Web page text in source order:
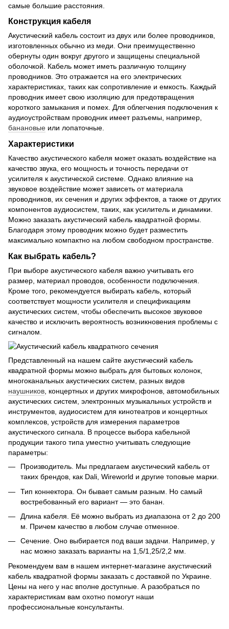
самые большие расстояния.
Конструкция кабеля
Акустический кабель состоит из двух или более проводников,
изготовленных обычно из меди. Они преимущественно
обернуты один вокруг другого и защищены специальной
оболочкой. Кабель может иметь различную толщину
проводников. Это отражается на его электрических
характеристиках, таких как сопротивление и емкость. Каждый
проводник имеет свою изоляцию для предотвращения
короткого замыкания и помех. Для облегчения подключения к
аудиоустройствам проводник имеет разъемы, например,
банановые или лопаточные.
Характеристики
Качество акустического кабеля может оказать воздействие на
качество звука, его мощность и точность передачи от
усилителя к акустической системе. Однако влияние на
звуковое воздействие может зависеть от материала
проводников, их сечения и других эффектов, а также от других
компонентов аудиосистем, таких, как усилитель и динамики.
Можно заказать акустический кабель квадратной формы.
Благодаря этому проводник можно будет разместить
максимально компактно на любом свободном пространстве.
Как выбрать кабель?
При выборе акустического кабеля важно учитывать его
размер, материал проводов, особенности подключения.
Кроме того, рекомендуется выбирать кабель, который
соответствует мощности усилителя и спецификациям
акустических систем, чтобы обеспечить высокое звуковое
качество и исключить вероятность возникновения проблемы с
сигналом.
Представленный на нашем сайте акустический кабель
квадратной формы можно выбрать для бытовых колонок,
многоканальных акустических систем, разных видов
наушников, концертных и других микрофонов, автомобильных
акустических систем, электронных музыкальных устройств и
инструментов, аудиосистем для кинотеатров и концертных
комплексов, устройств для измерения параметров
акустического сигнала. В процессе выбора кабельной
продукции такого типа уместно учитывать следующие
параметры:
Производитель. Мы предлагаем акустический кабель от
таких брендов, как Dali, Wireworld и другие топовые марки.
Тип коннектора. Он бывает самым разным. Но самый
востребованный его вариант — это банан.
Длина кабеля. Её можно выбрать из диапазона от 2 до 200
м. Причем качество в любом случае отменное.
Сечение. Оно выбирается под ваши задачи. Например, у
нас можно заказать варианты на 1,5/1,25/2,2 мм.
Рекомендуем вам в нашем интернет-магазине акустический
кабель квадратной формы заказать с доставкой по Украине.
Цены на него у нас вполне доступные. А разобраться по
характеристикам вам охотно помогут наши
профессиональные консультанты.